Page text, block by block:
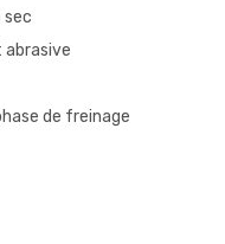
sec
abrasive
de freinage